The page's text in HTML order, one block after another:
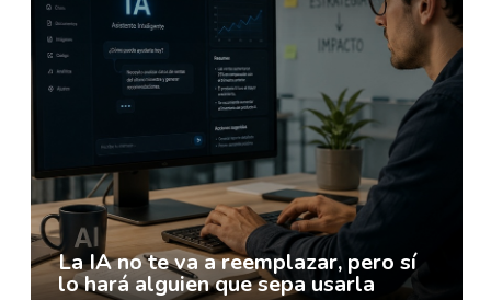
La IA no te va a reemplazar, pero sí
lo hará alguien que sepa usarla